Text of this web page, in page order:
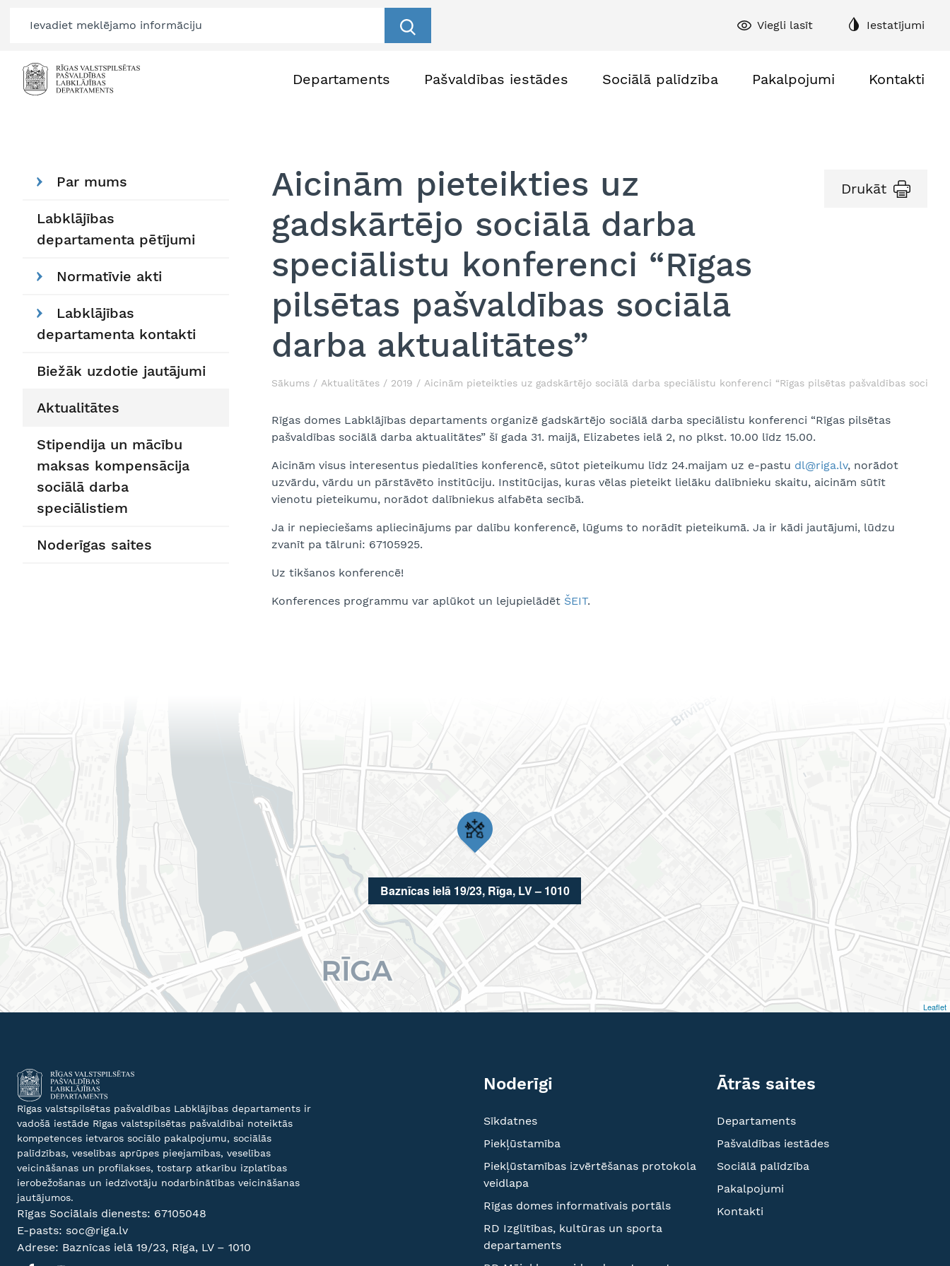
Viegli lasīt Iestatījumi
Departaments Pašvaldības iestādes Sociālā palīdzība Pakalpojumi Kontakti
Par mums
Labklājības
departamenta pētījumi
Normatīvie akti
Labklājības
departamenta kontakti
Biežāk uzdotie jautājumi
Aktualitātes
Stipendija un mācību
maksas kompensācija
sociālā darba
speciālistiem
Noderīgas saites
Aicinām pieteikties uz
gadskārtējo sociālā darba
speciālistu konferenci “Rīgas
pilsētas pašvaldības sociālā
darba aktualitātes”
Drukāt
Sākums Aktualitātes 2019 Aicinām pieteikties uz gadskārtējo sociālā darba speciālistu konferenci “Rīgas pilsētas pašvaldības sociālā
Rīgas domes Labklājības departaments organizē gadskārtējo sociālā darba speciālistu konferenci “Rīgas pilsētas
pašvaldības sociālā darba aktualitātes” šī gada 31. maijā, Elizabetes ielā 2, no plkst. 10.00 līdz 15.00.
Aicinām visus interesentus piedalīties konferencē, sūtot pieteikumu līdz 24.maijam uz e-pastu dl@riga.lv, norādot
uzvārdu, vārdu un pārstāvēto institūciju. Institūcijas, kuras vēlas pieteikt lielāku dalībnieku skaitu, aicinām sūtīt
vienotu pieteikumu, norādot dalībniekus alfabēta secībā.
Ja ir nepieciešams apliecinājums par dalību konferencē, lūgums to norādīt pieteikumā. Ja ir kādi jautājumi, lūdzu
zvanīt pa tālruni: 67105925.
Uz tikšanos konferencē!
Konferences programmu var aplūkot un lejupielādēt ŠEIT.
Baznīcas ielā 19/23, Rīga, LV – 1010
Leaflet
Rīgas valstspilsētas pašvaldības Labklājības departaments ir
vadošā iestāde Rīgas valstspilsētas pašvaldībai noteiktās
kompetences ietvaros sociālo pakalpojumu, sociālās
palīdzības, veselības aprūpes pieejamības, veselības
veicināšanas un profilakses, tostarp atkarību izplatības
ierobežošanas un iedzīvotāju nodarbinātības veicināšanas
jautājumos.
Rīgas Sociālais dienests: 67105048
E-pasts: soc@riga.lv
Adrese: Baznīcas ielā 19/23, Rīga, LV – 1010
Noderīgi
Sīkdatnes
Piekļūstamība
Piekļūstamības izvērtēšanas protokola
veidlapa
Rīgas domes informatīvais portāls
RD Izglītības, kultūras un sporta
departaments
Ātrās saites
Departaments
Pašvaldības iestādes
Sociālā palīdzība
Pakalpojumi
Kontakti